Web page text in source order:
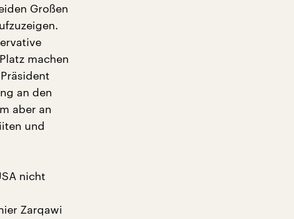
Großen
machen
an den
aber an
und
nicht
Zarqawi